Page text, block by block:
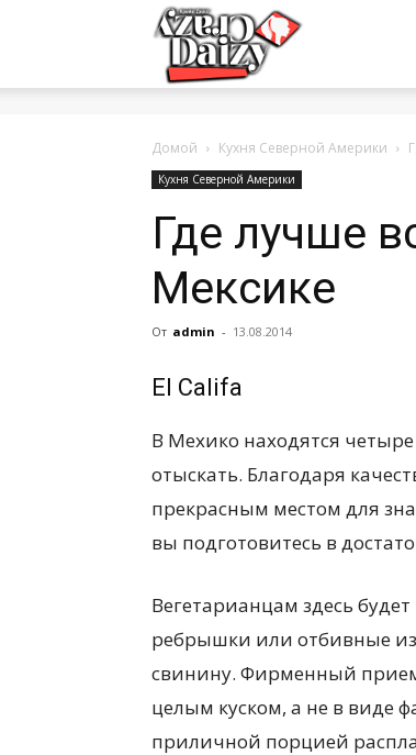
сумашедшие
обо
Домой Кухня Северной Америки
Кухня Северной Америки
Где лучше
Мексике
От admin - 13.08.2014
El Califa
В Мехико находятся четыре
отыскать. Благодаря
прекрасным местом для
вы подготовитесь в
Вегетарианцам здесь
ребрышки или отбивные
свинину. Фирменный
целым куском, а не в виде
приличной порцией